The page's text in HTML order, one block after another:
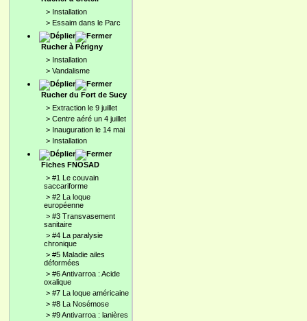
> Installation
> Essaim dans le Parc
Rucher à Périgny
> Installation
> Vandalisme
Rucher du Fort de Sucy
> Extraction le 9 juillet
> Centre aéré un 4 juillet
> Inauguration le 14 mai
> Installation
Fiches FNOSAD
> #1 Le couvain
saccariforme
> #2 La loque
européenne
> #3 Transvasement
sanitaire
> #4 La paralysie
chronique
> #5 Maladie ailes
déformées
> #6 Antivarroa : Acide
oxalique
> #7 La loque américaine
> #8 La Nosémose
> #9 Antivarroa : lanières